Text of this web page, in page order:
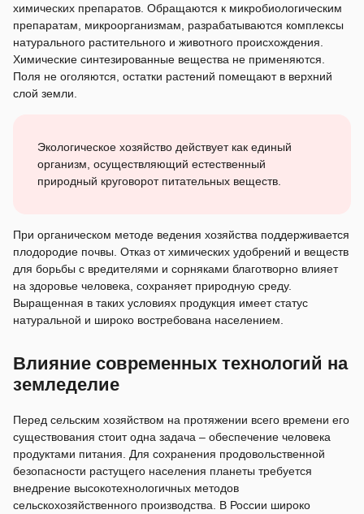
химических препаратов. Обращаются к микробиологическим
препаратам, микроорганизмам, разрабатываются комплексы
натурального растительного и животного происхождения.
Химические синтезированные вещества не применяются.
Поля не оголяются, остатки растений помещают в верхний
слой земли.
Экологическое хозяйство действует как единый
организм, осуществляющий естественный
природный круговорот питательных веществ.
При органическом методе ведения хозяйства поддерживается
плодородие почвы. Отказ от химических удобрений и веществ
для борьбы с вредителями и сорняками благотворно влияет
на здоровье человека, сохраняет природную среду.
Выращенная в таких условиях продукция имеет статус
натуральной и широко востребована населением.
Влияние современных технологий на
земледелие
Перед сельским хозяйством на протяжении всего времени его
существования стоит одна задача – обеспечение человека
продуктами питания. Для сохранения продовольственной
безопасности растущего населения планеты требуется
внедрение высокотехнологичных методов
сельскохозяйственного производства. В России широко